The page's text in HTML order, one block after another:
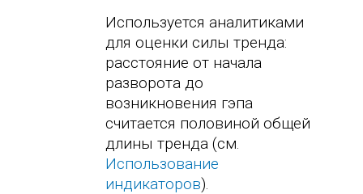
Используется аналитиками
для оценки силы тренда:
расстояние от начала
разворота до
возникновения гэпа
считается половиной общей
длины тренда (см.
Использование
индикаторов).